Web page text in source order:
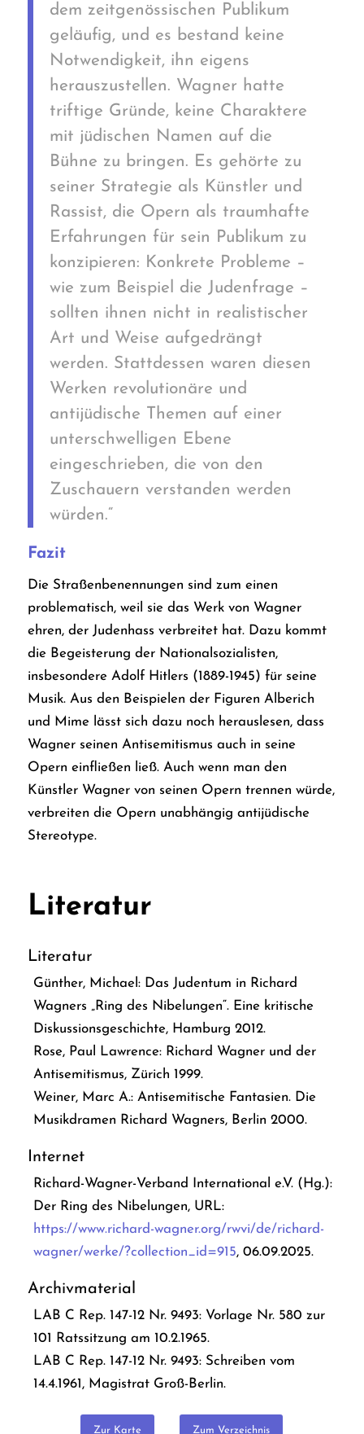
dem zeitgenössischen Publikum
geläufig, und es bestand keine
Notwendigkeit, ihn eigens
herauszustellen. Wagner hatte
triftige Gründe, keine Charaktere
mit jüdischen Namen auf die
Bühne zu bringen. Es gehörte zu
seiner Strategie als Künstler und
Rassist, die Opern als traumhafte
Erfahrungen für sein Publikum zu
konzipieren: Konkrete Probleme –
wie zum Beispiel die Judenfrage –
sollten ihnen nicht in realistischer
Art und Weise aufgedrängt
werden. Stattdessen waren diesen
Werken revolutionäre und
antijüdische Themen auf einer
unterschwelligen Ebene
eingeschrieben, die von den
Zuschauern verstanden werden
würden.“
Fazit
Die Straßenbenennungen sind zum einen
problematisch, weil sie das Werk von Wagner
ehren, der Judenhass verbreitet hat. Dazu kommt
die Begeisterung der Nationalsozialisten,
insbesondere Adolf Hitlers (1889-1945) für seine
Musik. Aus den Beispielen der Figuren Alberich
und Mime lässt sich dazu noch herauslesen, dass
Wagner seinen Antisemitismus auch in seine
Opern einfließen ließ. Auch wenn man den
Künstler Wagner von seinen Opern trennen würde,
verbreiten die Opern unabhängig antijüdische
Stereotype.
Literatur
Literatur
Günther, Michael: Das Judentum in Richard
Wagners „Ring des Nibelungen“. Eine kritische
Diskussionsgeschichte,Hamburg 2012.
Rose, Paul Lawrence: Richard Wagner und der
Antisemitismus, Zürich 1999.
Weiner, Marc A.: Antisemitische Fantasien. Die
Musikdramen Richard Wagners, Berlin 2000.
Internet
Richard-Wagner-Verband International e.V. (Hg.):
Der Ring des Nibelungen, URL:
https://www.richard-wagner.org/rwvi/de/richard-
wagner/werke/?collection_id=915, 06.09.2025.
Archivmaterial
LAB C Rep. 147-12 Nr. 9493: Vorlage Nr. 580 zur
101 Ratssitzung am 10.2.1965.
LAB C Rep. 147-12 Nr. 9493: Schreiben vom
14.4.1961, Magistrat Groß-Berlin.
Zur Karte Zum Verzeichnis